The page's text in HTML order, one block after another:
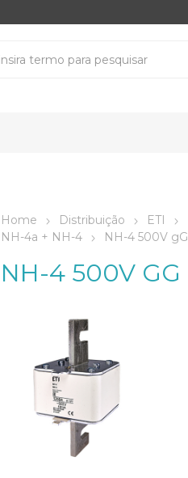
Home Distribuição ETI
NH-4a + NH-4
NH-4 500V gG
NH-4 500V GG